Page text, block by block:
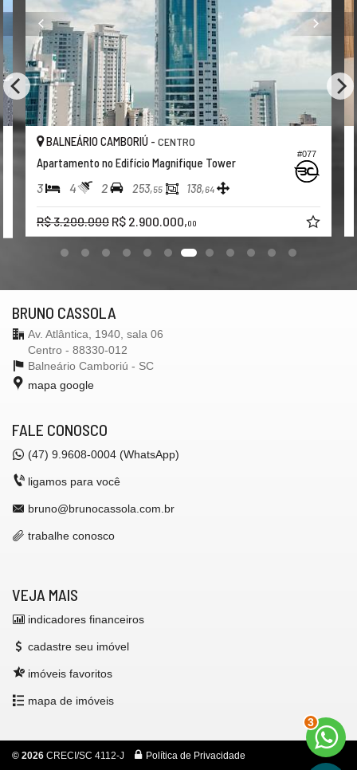
CAMBORIÚ -CENTRO
no Edifício Magnifique Tower
253,55 138, 64
R$ 2.900.000,00
Apartamento
4
R$ 2.900.000,
BRUNO CASSOLA
Av. Atlântica, 1940, sala 06
Centro - 88330-012
Balneário Camboriú - SC
mapa google
FALE CONOSCO
(47) 9.9608-0004 (WhatsApp)
ligamos para você
bruno@brunocassola.com.br
trabalhe conosco
VEJA MAIS
indicadores financeiros
cadastre seu imóvel
imóveis favoritos
mapa de imóveis
© 2026 CRECI/SC 4112-J Política de Privacidade
3